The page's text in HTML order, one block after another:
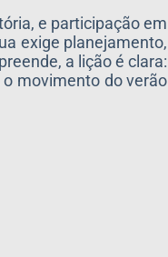
e participação em
exige planejamento,
a lição é clara:
movimento do verão